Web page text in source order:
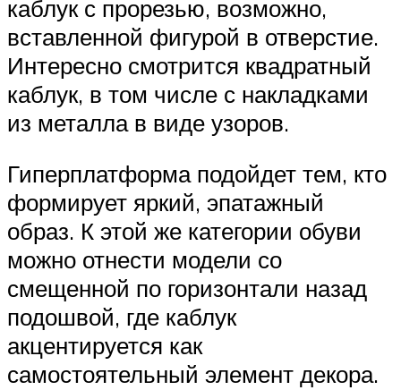
каблук с прорезью, возможно,
вставленной фигурой в отверстие.
Интересно смотрится квадратный
каблук, в том числе с накладками
из металла в виде узоров.
Гиперплатформа подойдет тем, кто
формирует яркий, эпатажный
образ. К этой же категории обуви
можно отнести модели со
смещенной по горизонтали назад
подошвой, где каблук
акцентируется как
самостоятельный элемент декора.